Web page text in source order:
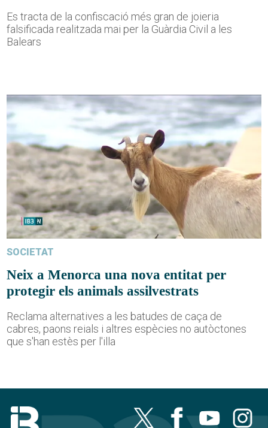
Es tracta de la confiscació més gran de joieria
falsificada realitzada mai per la Guàrdia Civil a les
Balears
SOCIETAT
Neix a Menorca una nova entitat per
protegir els animals assilvestrats
Reclama alternatives a les batudes de caça de
cabres, paons reials i altres espècies no autòctones
que s'han estès per l'illa